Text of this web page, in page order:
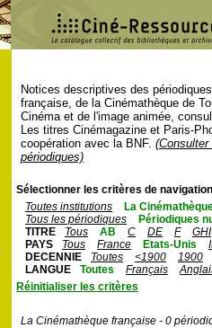
Notices descriptives des
française, de la Cinémathèque de
Cinéma et de l'image animée,
Les titres Cinémagazine et Paris-
coopération avec la BNF.
périodiques)
Sélectionner les critères de
Toutes institutions
La
Tous les périodiques
Périodiques
TITRE
Tous AB C DE F
GHI
PAYS
Tous France Etats-Unis
DECENNIE
Toutes <1900
1900
LANGUE
Toutes Français
Réinitialiser les critères
La Cinémathèque française - 0